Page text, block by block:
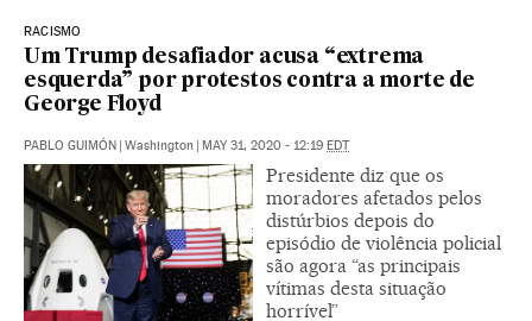
RACISMO
Um Trump desafiador acusa “extrema
esquerda” por protestos contra a morte de
George Floyd
PABLO GUIMÓN | Washington | MAY 31, 2020 - 12:19 EDT
Presidente diz que os
moradores afetados pelos
distúrbios depois do
episódio de violência policial
são agora “as principais
vítimas desta situação
horrível”